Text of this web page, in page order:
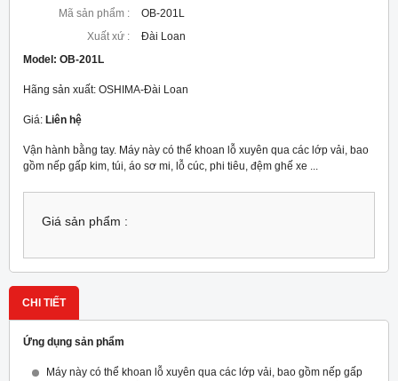
Mã sản phẩm :
OB-201L
Xuất xứ :
Đài Loan
Model: OB-201L
Hãng sản xuất: OSHIMA-Đài Loan
Giá: Liên hệ
Vận hành bằng tay. Máy này có thể khoan lỗ xuyên qua các lớp vải, bao
gồm nếp gấp kim, túi, áo sơ mi, lỗ cúc, phi tiêu, đệm ghế xe ...
Giá sản phẩm :
CHI TIẾT
Ứng dụng sản phẩm
Máy này có thể khoan lỗ xuyên qua các lớp vải, bao gồm nếp gấp